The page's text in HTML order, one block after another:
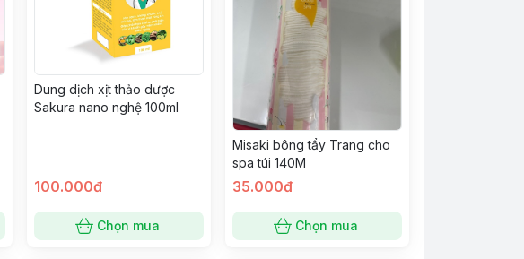
Dung dịch xịt thảo dược
Sakura nano nghệ 100ml
100.000đ
Chọn mua
Misaki bông tẩy Trang cho
spa túi 140M
35.000đ
Chọn mua